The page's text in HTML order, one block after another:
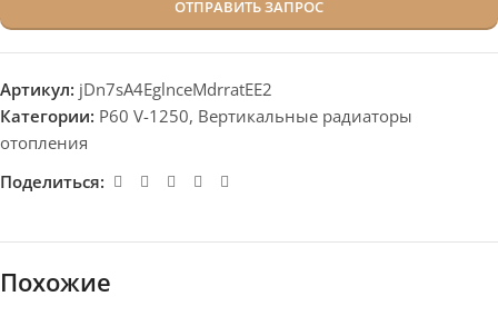
Артикул: jDn7sA4EglnceMdrratEE2
Категории: P60 V-1250, Вертикальные радиаторы
отопления
Поделиться:
Похожие